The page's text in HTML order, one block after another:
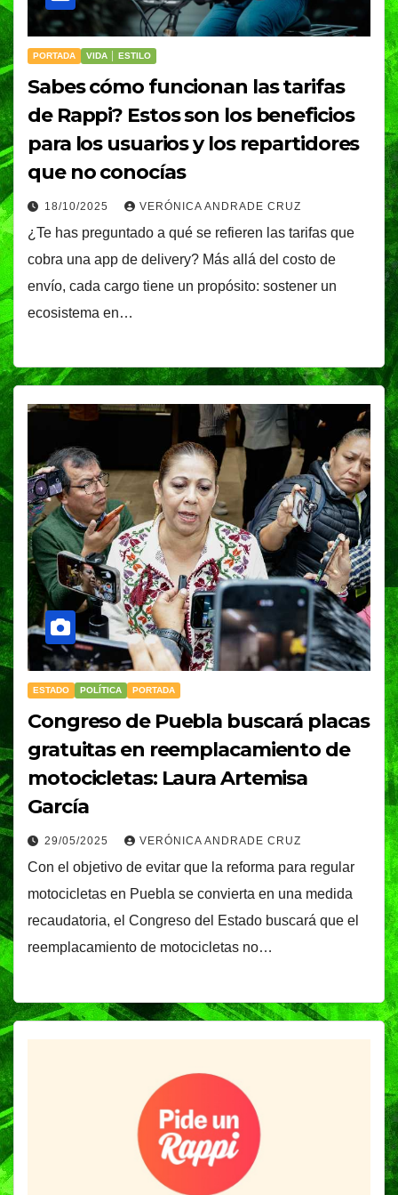
PORTADA VIDA │ ESTILO
Sabes cómo funcionan las tarifas
de Rappi? Estos son los beneficios
para los usuarios y los repartidores
que no conocías
18/10/2025 VERÓNICA ANDRADE CRUZ
¿Te has preguntado a qué se refieren las tarifas que
cobra una app de delivery? Más allá del costo de
envío, cada cargo tiene un propósito: sostener un
ecosistema en…
ESTADO POLÍTICA PORTADA
Congreso de Puebla buscará placas
gratuitas en reemplacamiento de
motocicletas: Laura Artemisa
García
29/05/2025 VERÓNICA ANDRADE CRUZ
Con el objetivo de evitar que la reforma para regular
motocicletas en Puebla se convierta en una medida
recaudatoria, el Congreso del Estado buscará que el
reemplacamiento de motocicletas no…